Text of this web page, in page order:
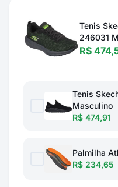
Tenis
246031
R$
Tenis
Masculino
R$ 474,91
Palmilha
R$ 234,65